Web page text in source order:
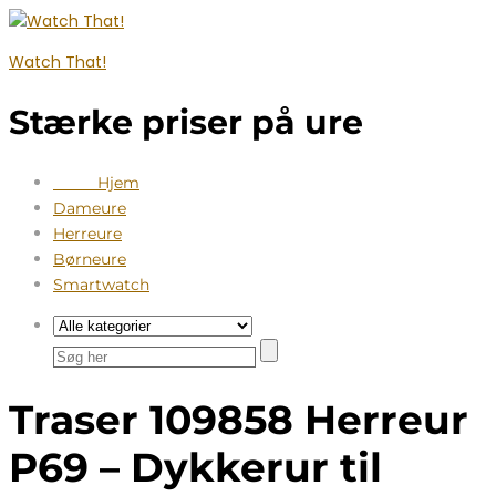
Watch That!
Stærke priser på ure
Hjem
Dameure
Herreure
Børneure
Smartwatch
Traser 109858 Herreur
P69 – Dykkerur til